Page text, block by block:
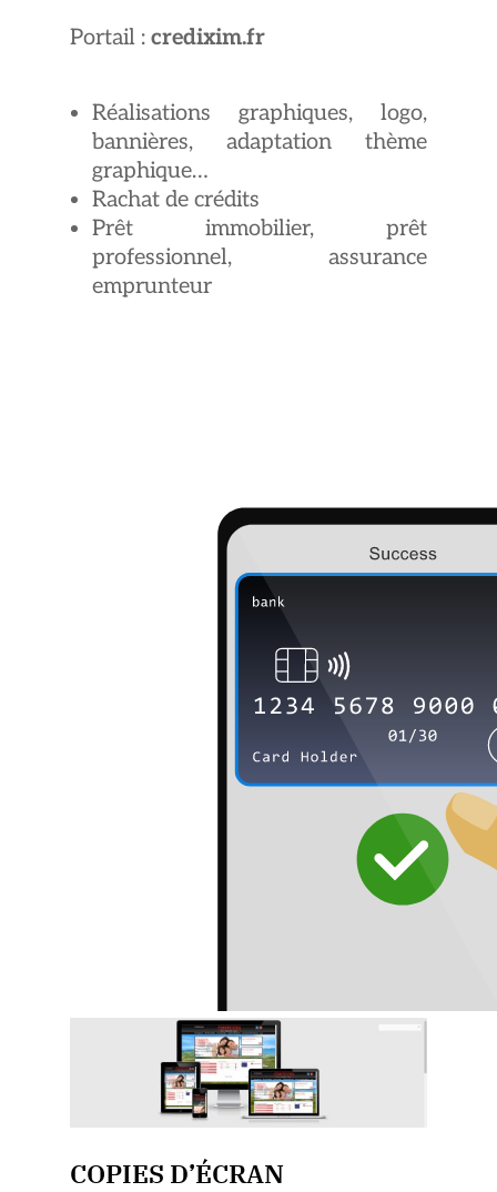
Portail : credixim.fr
Réalisations graphiques, logo,
bannières, adaptation thème
graphique…
Rachat de crédits
Prêt immobilier, prêt
professionnel, assurance
emprunteur
COPIES D’ÉCRAN